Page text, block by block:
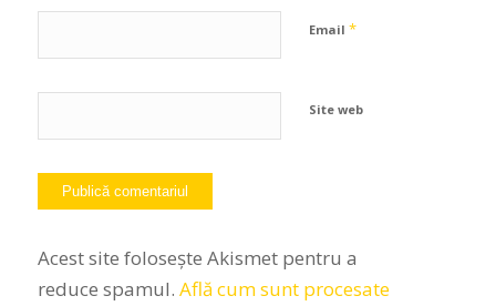
Email *
Site web
Acest site folosește Akismet pentru a
reduce spamul. Află cum sunt procesate